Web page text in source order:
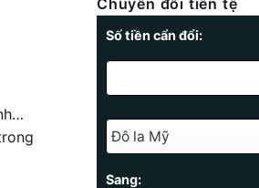
Chuyển đổi tiền tệ
Số tiền cẩn đổi:
Sang: